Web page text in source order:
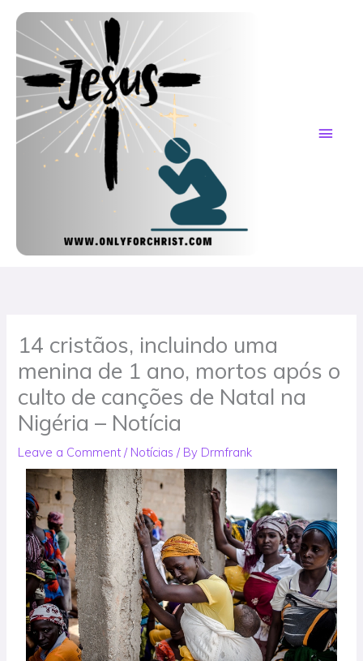
content
14 cristãos, incluindo uma
menina de 1 ano, mortos após o
culto de canções de Natal na
Nigéria – Notícia
Leave a Comment / Notícias / By Drmfrank